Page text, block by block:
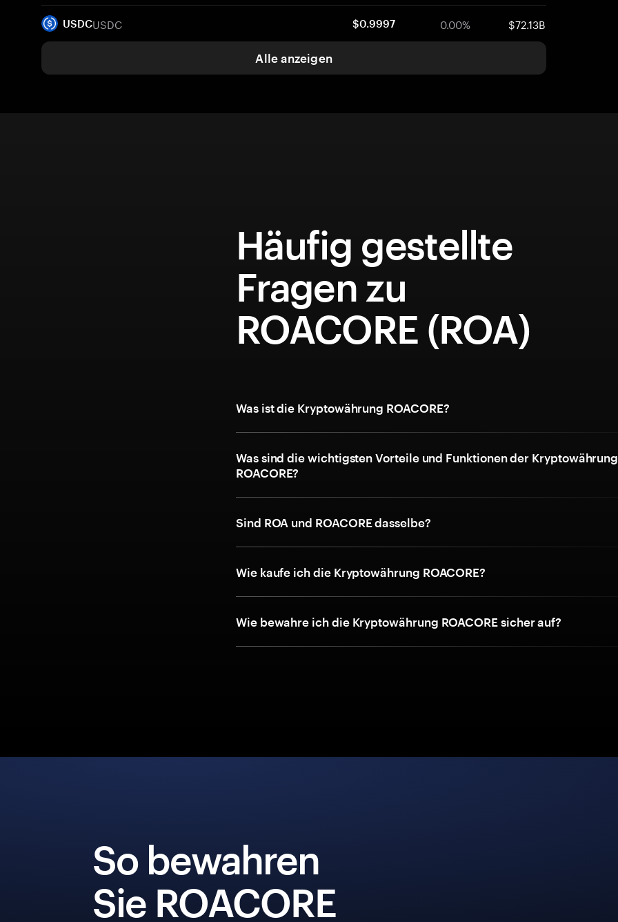
USDCUSDC $0.9997 0.00% $72.13B
Alle anzeigen
Häufig gestellte
Fragen zu
ROACORE (ROA)
Was ist die Kryptowährung ROACORE?
Was sind die wichtigsten Vorteile und Funktionen der Kryptowährung
ROACORE?
Sind ROA und ROACORE dasselbe?
Wie kaufe ich die Kryptowährung ROACORE?
Wie bewahre ich die Kryptowährung ROACORE sicher auf?
So bewahren
Sie ROACORE